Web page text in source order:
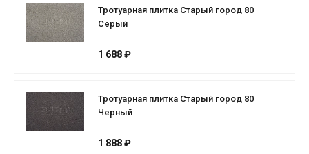
Тротуарная плитка Старый город 80
Серый
1 688 ₽
Тротуарная плитка Старый город 80
Черный
1 888 ₽